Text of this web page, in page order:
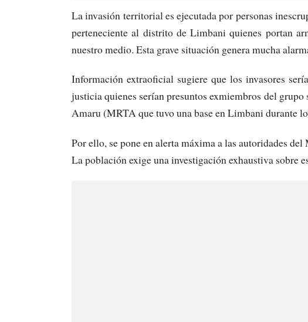
La invasión territorial es ejecutada por personas
perteneciente al distrito de Limbani quienes portan
nuestro medio. Esta grave situación genera mucha
Información extraoficial sugiere que los invasores
justicia quienes serían presuntos exmiembros del
Amaru (MRTA que tuvo una base en Limbani durante
Por ello, se pone en alerta máxima a las autoridades
La población exige una investigación exhaustiva sobre